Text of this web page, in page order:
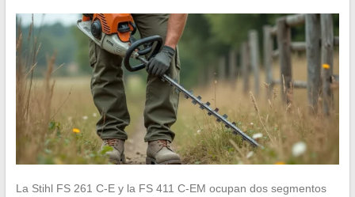
La Stihl FS 261 C-E y la FS 411 C-EM ocupan dos segmentos